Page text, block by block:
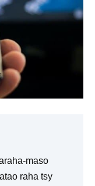
maso
raha tsy